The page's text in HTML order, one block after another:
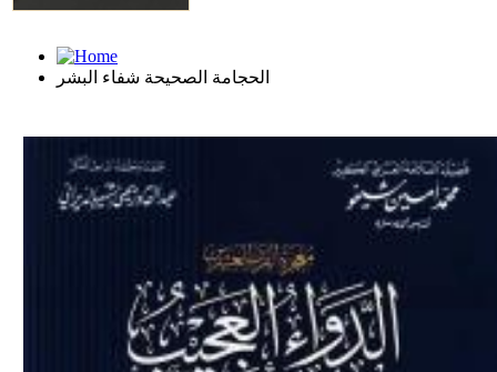
الحجامة الصحيحة شفاء البشر
Download